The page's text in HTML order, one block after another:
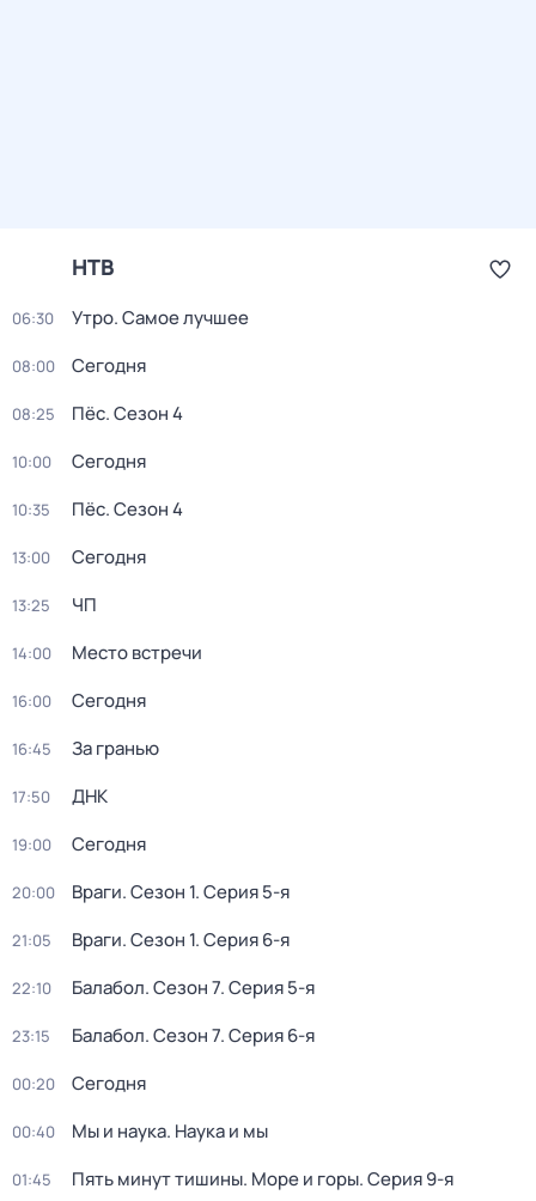
НТВ
06:30 Утро. Самое лучшее
08:00 Сегодня
08:25 Пёс. Сезон 4
10:00 Сегодня
10:35 Пёс. Сезон 4
13:00 Сегодня
13:25 ЧП
14:00 Место встречи
16:00 Сегодня
16:45 За гранью
17:50 ДНК
19:00 Сегодня
20:00 Враги. Сезон 1. Серия 5-я
21:05 Враги. Сезон 1. Серия 6-я
22:10 Балабол. Сезон 7. Серия 5-я
23:15 Балабол. Сезон 7. Серия 6-я
00:20 Сегодня
00:40 Мы и наука. Наука и мы
01:45 Пять минут тишины. Море и горы. Серия 9-я